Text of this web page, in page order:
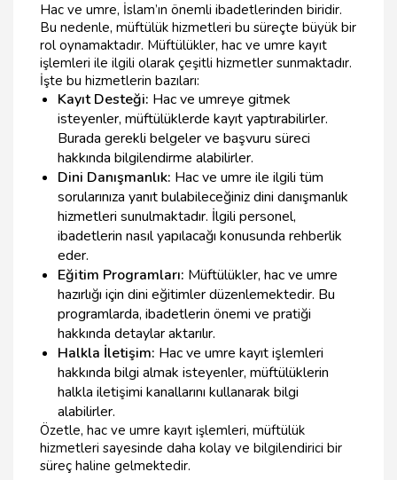
Hac ve umre, İslam’ın önemli ibadetlerinden biridir.
Bu nedenle, müftülük hizmetleri bu süreçte büyük bir
rol oynamaktadır. Müftülükler, hac ve umre kayıt
işlemleri ile ilgili olarak çeşitli hizmetler sunmaktadır.
İşte bu hizmetlerin bazıları:
Kayıt Desteği: Hac ve umreye gitmek
isteyenler, müftülüklerde kayıt yaptırabilirler.
Burada gerekli belgeler ve başvuru süreci
hakkında bilgilendirme alabilirler.
Dini Danışmanlık: Hac ve umre ile ilgili tüm
sorularınıza yanıt bulabileceğiniz dini danışmanlık
hizmetleri sunulmaktadır. İlgili personel,
ibadetlerin nasıl yapılacağı konusunda rehberlik
eder.
Eğitim Programları: Müftülükler, hac ve umre
hazırlığı için dini eğitimler düzenlemektedir. Bu
programlarda, ibadetlerin önemi ve pratiği
hakkında detaylar aktarılır.
Halkla İletişim: Hac ve umre kayıt işlemleri
hakkında bilgi almak isteyenler, müftülüklerin
halkla iletişimi kanallarını kullanarak bilgi
alabilirler.
Özetle, hac ve umre kayıt işlemleri, müftülük
hizmetleri sayesinde daha kolay ve bilgilendirici bir
süreç haline gelmektedir.